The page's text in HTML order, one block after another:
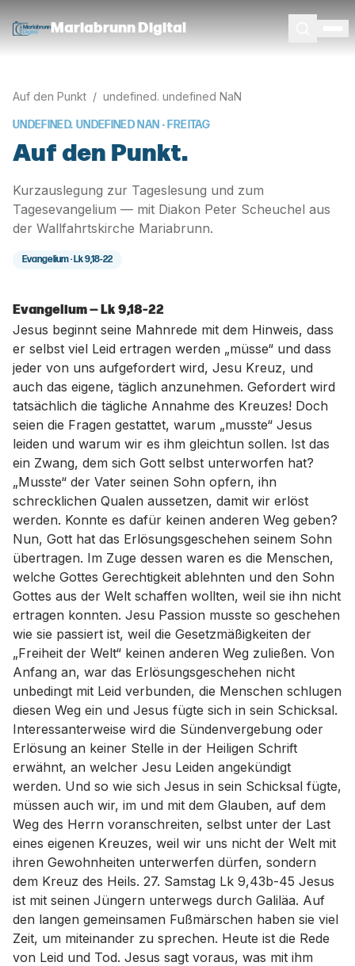
Mariabrunn Digital
Auf den Punkt / undefined. undefined NaN
UNDEFINED. UNDEFINED NAN · FREITAG
Auf den Punkt.
Kurzauslegung zur Tageslesung und zum
Tagesevangelium — mit Diakon Peter Scheuchel aus
der Wallfahrtskirche Mariabrunn.
Evangelium ·Lk 9,18-22
Evangelium — Lk 9,18-22
Jesus beginnt seine Mahnrede mit dem Hinweis, dass
er selbst viel Leid ertragen werden „müsse“ und dass
jeder von uns aufgefordert wird, Jesu Kreuz, und
auch das eigene, täglich anzunehmen. Gefordert wird
tatsächlich die tägliche Annahme des Kreuzes! Doch
seien die Fragen gestattet, warum „musste“ Jesus
leiden und warum wir es ihm gleichtun sollen. Ist das
ein Zwang, dem sich Gott selbst unterworfen hat?
„Musste“ der Vater seinen Sohn opfern, ihn
schrecklichen Qualen aussetzen, damit wir erlöst
werden. Konnte es dafür keinen anderen Weg geben?
Nun, Gott hat das Erlösungsgeschehen seinem Sohn
übertragen. Im Zuge dessen waren es die Menschen,
welche Gottes Gerechtigkeit ablehnten und den Sohn
Gottes aus der Welt schaffen wollten, weil sie ihn nicht
ertragen konnten. Jesu Passion musste so geschehen
wie sie passiert ist, weil die Gesetzmäßigkeiten der
„Freiheit der Welt“ keinen anderen Weg zuließen. Von
Anfang an, war das Erlösungsgeschehen nicht
unbedingt mit Leid verbunden, die Menschen schlugen
diesen Weg ein und Jesus fügte sich in sein Schicksal.
Interessanterweise wird die Sündenvergebung oder
Erlösung an keiner Stelle in der Heiligen Schrift
erwähnt, an welcher Jesu Leiden angekündigt
werden. Und so wie sich Jesus in sein Schicksal fügte,
müssen auch wir, im und mit dem Glauben, auf dem
Weg des Herrn voranschreiten, selbst unter der Last
eines eigenen Kreuzes, weil wir uns nicht der Welt mit
ihren Gewohnheiten unterwerfen dürfen, sondern
dem Kreuz des Heils. 27. Samstag Lk 9,43b-45 Jesus
ist mit seinen Jüngern unterwegs durch Galiläa. Auf
den langen gemeinsamen Fußmärschen haben sie viel
Zeit, um miteinander zu sprechen. Heute ist die Rede
von Leid und Tod. Jesus sagt voraus, was mit ihm